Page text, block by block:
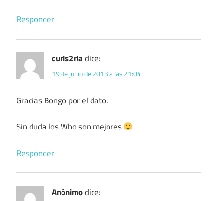
Responder
curis2riadice:
19 de junio de 2013 a las 21:04
Gracias Bongo por el dato.
Sin duda los Who son mejores
Responder
Anónimodice: